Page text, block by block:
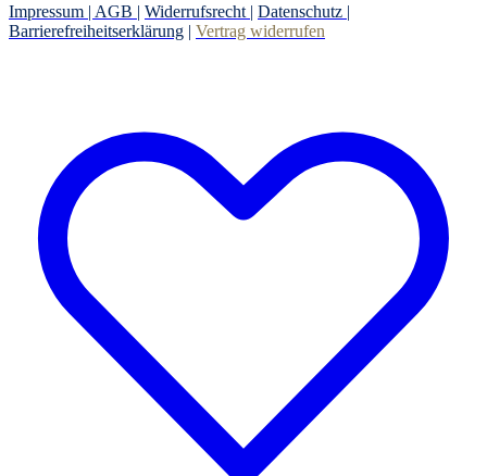
Impressum | AGB | Widerrufsrecht | Datenschutz |
Barrierefreiheitserklärung | Vertrag widerrufen